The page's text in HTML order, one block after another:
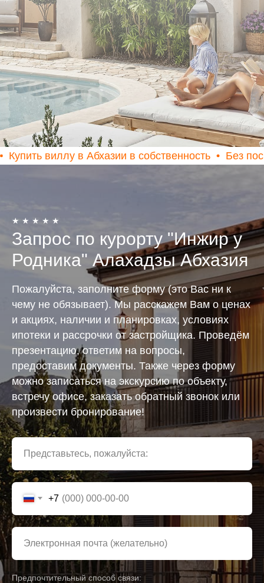
в Абхазии в собственность Без посредников
★ ★ ★ ★ ★
Запрос по курорту "Инжир у
Родника" Алахадзы Абхазия
Пожалуйста, заполните форму (это Вас ни к
чему не обязывает). Мы расскажем Вам о ценах
и акциях, наличии и планировках, условиях
ипотеки и рассрочки от застройщика. Проведём
презентацию, ответим на вопросы,
предоставим документы. Также через форму
можно записаться на экскурсию по объекту,
встречу офисе, заказать обратный звонок или
произвести бронирование!
Представьтесь, пожалуйста:
+7
Электронная почта (желательно)
Предпочтительный способ связи: